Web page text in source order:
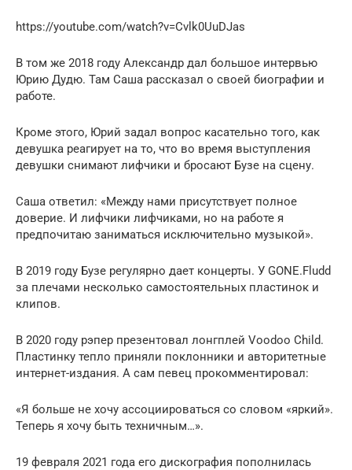
https://youtube.com/watch?v=Cvlk0UuDJas
В том же 2018 году Александр дал большое интервью
Юрию Дудю. Там Саша рассказал о своей биографии и
работе.
Кроме этого, Юрий задал вопрос касательно того, как
девушка реагирует на то, что во время выступления
девушки снимают лифчики и бросают Бузе на сцену.
Саша ответил: «Между нами присутствует полное
доверие. И лифчики лифчиками, но на работе я
предпочитаю заниматься исключительно музыкой».
В 2019 году Бузе регулярно дает концерты. У GONE.Fludd
за плечами несколько самостоятельных пластинок и
клипов.
В 2020 году рэпер презентовал лонгплей Voodoo Child.
Пластинку тепло приняли поклонники и авторитетные
интернет-издания. А сам певец прокомментировал:
«Я больше не хочу ассоциироваться со словом «яркий».
Теперь я хочу быть техничным…».
19 февраля 2021 года его дискография пополнилась